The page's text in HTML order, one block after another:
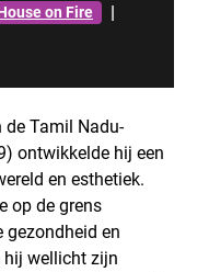
on Fire
|
de Tamil Nadu-
ontwikkelde hij een
en esthetiek.
op de grens
gezondheid en
hij wellicht zijn